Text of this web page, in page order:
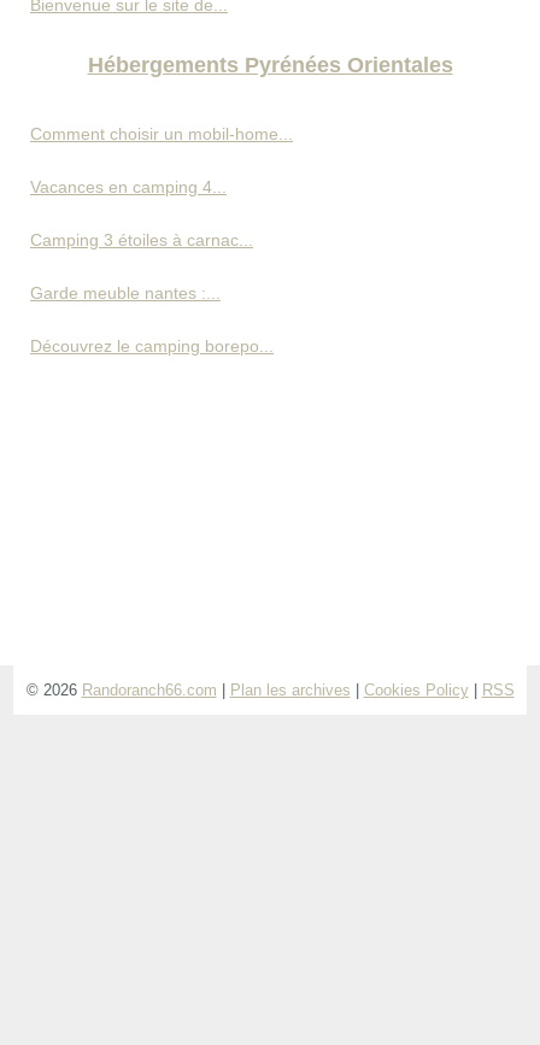
Bienvenue sur le site de...
Hébergements Pyrénées Orientales
Comment choisir un mobil-home...
Vacances en camping 4...
Camping 3 étoiles à carnac...
Garde meuble nantes :...
Découvrez le camping borepo...
© 2026 Randoranch66.com Plan les archives Cookies Policy| RSS